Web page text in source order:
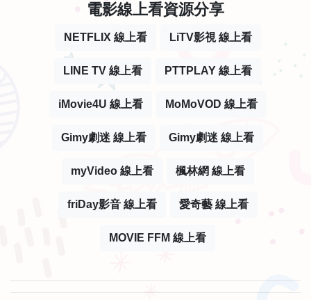
電影線上看資源分享
NETFLIX 線上看 LiTV影視 線上看
LINE TV 線上看 PTTPLAY 線上看
iMovie4U 線上看 MoMoVOD 線上看
Gimy劇迷 線上看 Gimy劇迷 線上看
myVideo 線上看 楓林網 線上看
friDay影音 線上看 愛奇藝 線上看
MOVIE FFM 線上看